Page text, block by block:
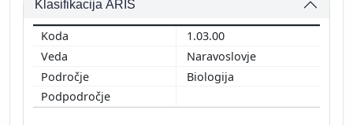
Klasifikacija ARIS
1.03.00
Naravoslovje
Biologija